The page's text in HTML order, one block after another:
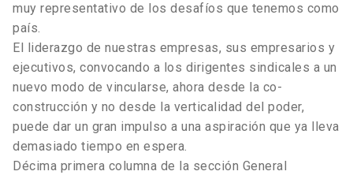
muy representativo de los desafíos que tenemos como
país.
El liderazgo de nuestras empresas, sus empresarios y
ejecutivos, convocando a los dirigentes sindicales a un
nuevo modo de vincularse, ahora desde la co-
construcción y no desde la verticalidad del poder,
puede dar un gran impulso a una aspiración que ya lleva
demasiado tiempo en espera.
Décima primera columna de la sección General